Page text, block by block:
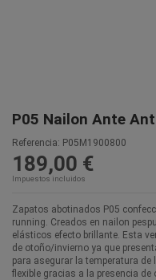
P05 Nailon Ante
Referencia: P05M1900800
189,00 €
Impuestos incluidos
Zapatos abotinados P05
running. Creados en nailon
elásticos efecto brillante. Esta
de otoño/invierno ya que
para asegurar la temperatura
flexible gracias a la presencia